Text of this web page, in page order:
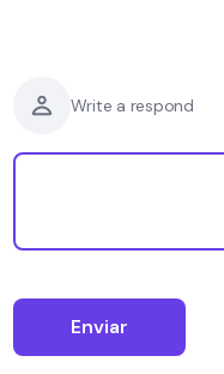
Write a respond